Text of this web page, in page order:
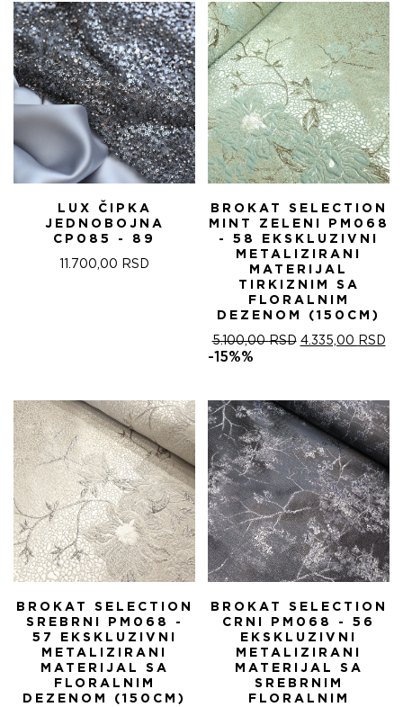
5.100,00 RSD.
LUX ČIPKA
JEDNOBOJNA
CP085 - 89
11.700,00 RSD
BROKAT SELECTION
MINT ZELENI PM068
- 58 EKSKLUZIVNI
METALIZIRANI
MATERIJAL
TIRKIZNIM SA
FLORALNIM
DEZENOM (150CM)
5.100,00RSD ОРИГИНАЛНА
5.100,00 RSD.
4.335,00 RSD
-15%%
BROKAT SELECTION
SREBRNI PM068 -
57 EKSKLUZIVNI
METALIZIRANI
MATERIJAL SA
FLORALNIM
DEZENOM (150CM)
BROKAT SELECTION
CRNI PM068 - 56
EKSKLUZIVNI
METALIZIRANI
MATERIJAL SA
SREBRNIM
FLORALNIM